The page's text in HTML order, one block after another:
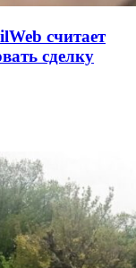
считает
сделку